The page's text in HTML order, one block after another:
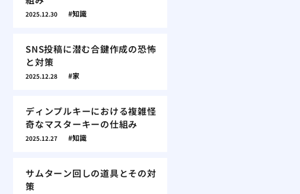
2025.12.30 知識
SNS投稿に潜む合鍵作成の恐怖
と対策
2025.12.28 家
ディンプルキーにおける複雑怪
奇なマスターキーの仕組み
2025.12.27 知識
サムターン回しの道具とその対
策